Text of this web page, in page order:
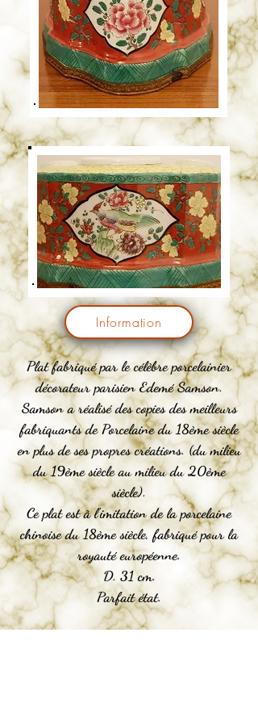
Information
Plat fabriqué par le célèbre porcelainier
décorateur parisien Edemé Samson.
Samson a réalisé des copies des meilleurs
fabriquants de Porcelaine du 18ème siècle
en plus de ses propres créations. (du milieu
du 19ème siècle au milieu du 20ème
siècle).
Ce plat est à l'imitation de la porcelaine
chinoise du 18ème siècle, fabriqué pour la
royauté européenne.
D. 31 cm.
Parfait état.